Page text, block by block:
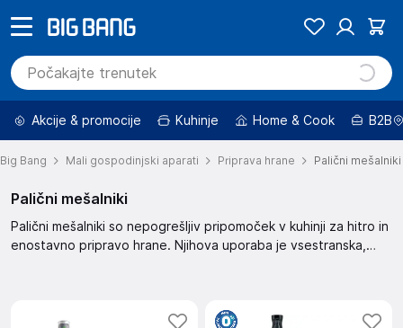
Akcije & promocije Kuhinje Home & Cook B2B
Big Bang Mali gospodinjski aparati Priprava hrane Palični mešalniki
Palični mešalniki
Palični mešalniki so nepogrešljiv pripomoček v kuhinji za hitro in
enostavno pripravo hrane. Njihova uporaba je vsestranska,